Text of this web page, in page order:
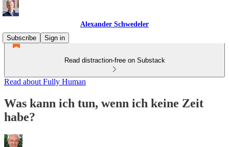
Alexander Schwedeler
Subscribe
Sign in
Read distraction-free on Substack
Read about Fully Human
Was kann ich tun, wenn ich keine Zeit
habe?